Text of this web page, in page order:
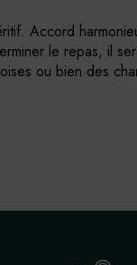
Accord
le repas, il
ou bien des